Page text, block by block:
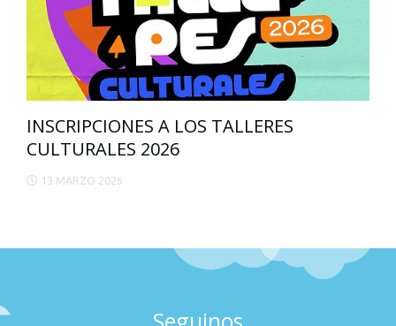
INSCRIPCIONES A LOS TALLERES
CULTURALES 2026
13 MARZO 2026